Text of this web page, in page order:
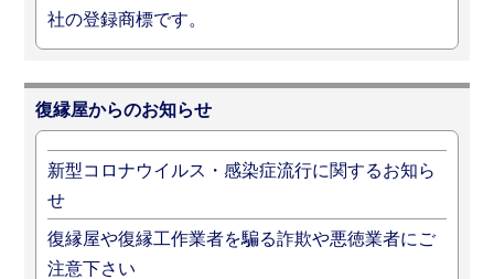
社の登録商標です。
復縁屋からのお知らせ
新型コロナウイルス・感染症流行に関するお知ら
せ
復縁屋や復縁工作業者を騙る詐欺や悪徳業者にご
注意下さい